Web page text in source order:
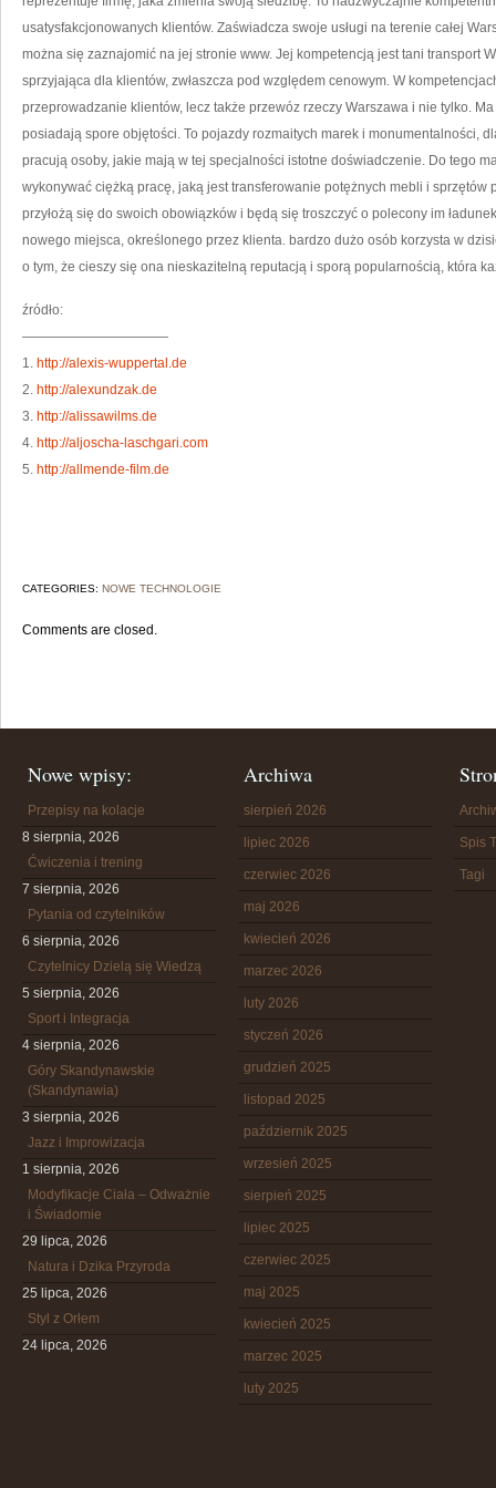
usatysfakcjonowanych klientów. Zaświadcza swoje usługi na terenie całej
można się zaznajomić na jej stronie www. Jej kompetencją jest tani transport
sprzyjająca dla klientów, zwłaszcza pod względem cenowym. W
przeprowadzanie klientów, lecz także przewóz rzeczy Warszawa i nie tylko.
posiadają spore objętości. To pojazdy rozmaitych marek i monumentalności,
pracują osoby, jakie mają w tej specjalności istotne doświadczenie. Do tego
wykonywać ciężką pracę, jaką jest transferowanie potężnych mebli i sprzętów
przyłożą się do swoich obowiązków i będą się troszczyć o polecony im
nowego miejsca, określonego przez klienta. bardzo dużo osób korzysta w
o tym, że cieszy się ona nieskazitelną reputacją i sporą popularnością, która
źródło:
———————————
1. http://alexis-wuppertal.de
2. http://alexundzak.de
3. http://alissawilms.de
4. http://aljoscha-laschgari.com
5. http://allmende-film.de
CATEGORIES: NOWE TECHNOLOGIE
Comments are closed.
Nowe wpisy:
Przepisy na kolacje
8 sierpnia, 2026
Ćwiczenia i trening
7 sierpnia, 2026
Pytania od czytelników
6 sierpnia, 2026
Czytelnicy Dzielą się Wiedzą
5 sierpnia, 2026
Sport i Integracja
4 sierpnia, 2026
Góry Skandynawskie
(Skandynawia)
3 sierpnia, 2026
Jazz i Improwizacja
1 sierpnia, 2026
Modyfikacje Ciała – Odważnie
i Świadomie
29 lipca, 2026
Natura i Dzika Przyroda
25 lipca, 2026
Styl z Orłem
24 lipca, 2026
Archiwa
sierpień 2026
lipiec 2026
czerwiec 2026
maj 2026
kwiecień 2026
marzec 2026
luty 2026
styczeń 2026
grudzień 2025
listopad 2025
październik 2025
wrzesień 2025
sierpień 2025
lipiec 2025
czerwiec 2025
maj 2025
kwiecień 2025
marzec 2025
luty 2025
Spis
Tagi